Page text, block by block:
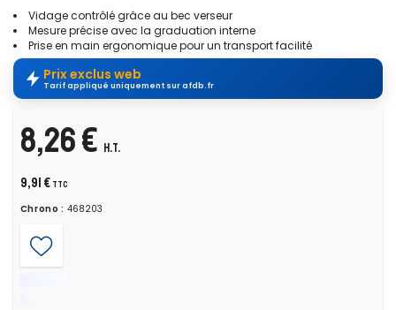
Vidage contrôlé grâce au bec verseur
Mesure précise avec la graduation interne
Prise en main ergonomique pour un transport facilité
Prix exclus web
Tarif appliqué uniquement sur afdb.fr
8,26 € H.T.
9,91 € TTC
Chrono : 468203